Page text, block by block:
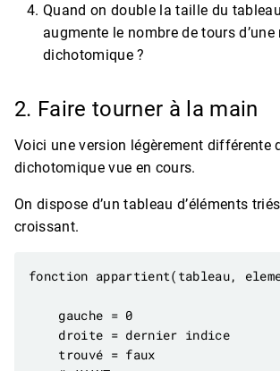
Quand on double la taille du
augmente le nombre de tours d’une
dichotomique ?
2. Faire tourner à la main
Voici une version légèrement différente
dichotomique vue en cours.
On dispose d’un tableau d’éléments
croissant.
    droite = dernier indice